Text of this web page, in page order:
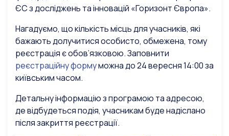
ЄС з досліджень та інновацій «Горизонт Європа».
Нагадуємо, що кількість місць для учасників, які
бажають долучитися особисто, обмежена, тому
реєстрація є обов’язковою. Заповнити
реєстраційну формуможна до 24 вересня 14:00 за
київським часом.
Детальну інформацію з програмою та адресою,
де відбудеться подія, учасникам буде надіслано
після закриття реєстрації.